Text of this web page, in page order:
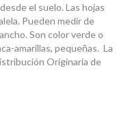
el suelo. Las hojas
Pueden medir de
Son color verde o
amarillas, pequeñas. La
Originaria de